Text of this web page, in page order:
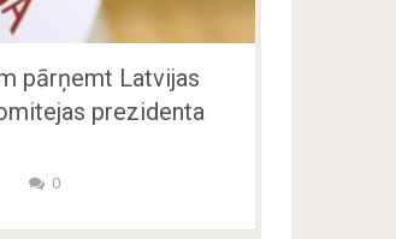
pārņemt Latvijas
prezidenta
0